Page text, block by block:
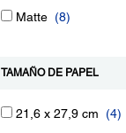
Matte (8)
TAMAÑO DE PAPEL
21,6 x 27,9 cm (4)